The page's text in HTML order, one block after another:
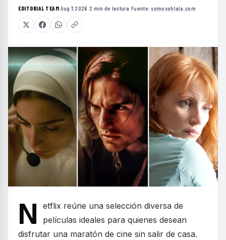
EDITORIAL TEAM·Aug 7, 2026 ·2 min de lectura ·Fuente: somosohlala.com
N
etflix reúne una selección diversa de
películas ideales para quienes desean
disfrutar una maratón de cine sin salir de casa.